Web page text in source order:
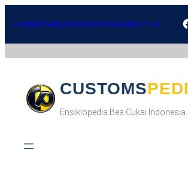
HOMEDOWNLOADFAQKONTAKABOUT US
Ensiklopedia Bea Cukai Indonesia.